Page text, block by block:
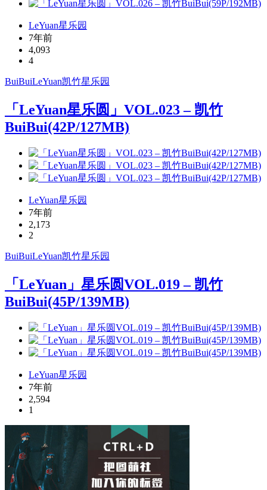
LeYuan星乐园
7年前
4,093
4
BuiBuiLeYuan凯竹星乐园
「LeYuan星乐圆」VOL.023 – 凯竹
BuiBui(42P/127MB)
LeYuan星乐园
7年前
2,173
2
BuiBuiLeYuan凯竹星乐园
「LeYuan」星乐圆VOL.019 – 凯竹
BuiBui(45P/139MB)
LeYuan星乐园
7年前
2,594
1